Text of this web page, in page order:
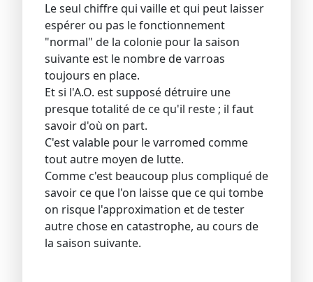
Le seul chiffre qui vaille et qui peut laisser
espérer ou pas le fonctionnement
"normal" de la colonie pour la saison
suivante est le nombre de varroas
toujours en place.
Et si l'A.O. est supposé détruire une
presque totalité de ce qu'il reste ; il faut
savoir d'où on part.
C'est valable pour le varromed comme
tout autre moyen de lutte.
Comme c'est beaucoup plus compliqué de
savoir ce que l'on laisse que ce qui tombe
on risque l'approximation et de tester
autre chose en catastrophe, au cours de
la saison suivante.